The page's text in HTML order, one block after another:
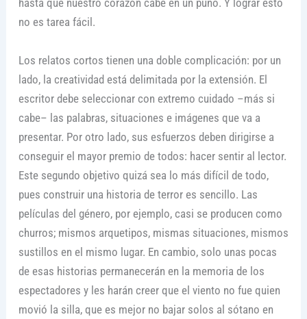
hasta que nuestro corazón cabe en un puño. Y lograr esto
no es tarea fácil.
Los relatos cortos tienen una doble complicación: por un
lado, la creatividad está delimitada por la extensión. El
escritor debe seleccionar con extremo cuidado –más si
cabe– las palabras, situaciones e imágenes que va a
presentar. Por otro lado, sus esfuerzos deben dirigirse a
conseguir el mayor premio de todos: hacer sentir al lector.
Este segundo objetivo quizá sea lo más difícil de todo,
pues construir una historia de terror es sencillo. Las
películas del género, por ejemplo, casi se producen como
churros; mismos arquetipos, mismas situaciones, mismos
sustillos en el mismo lugar. En cambio, solo unas pocas
de esas historias permanecerán en la memoria de los
espectadores y les harán creer que el viento no fue quien
movió la silla, que es mejor no bajar solos al sótano en